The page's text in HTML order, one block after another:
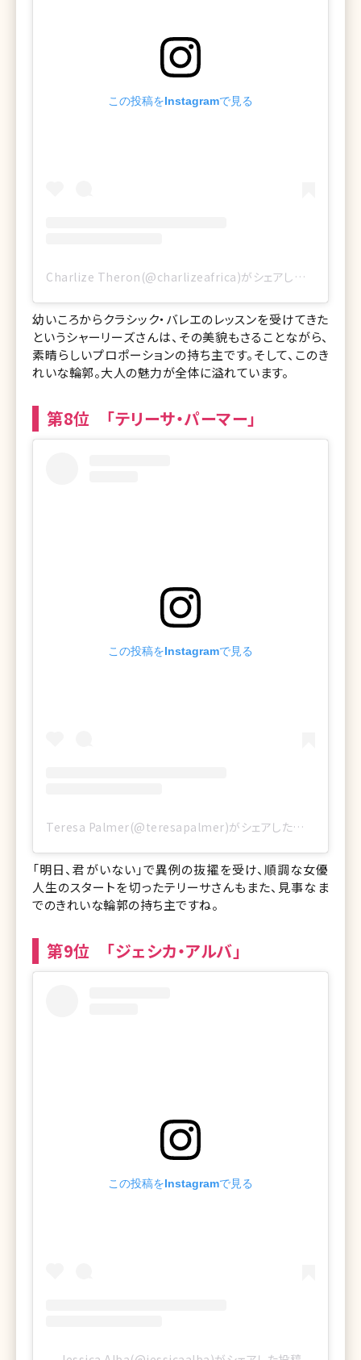
この投稿をInstagramで見る
Charlize Theron(@charlizeafrica)がシェアした投稿
幼いころからクラシック・バレエのレッスンを受けてきた
というシャーリーズさんは、その美貌もさることながら、
素晴らしいプロポーションの持ち主です。そして、このき
れいな輪郭。大人の魅力が全体に溢れています。
第8位 「テリーサ・パーマー」
この投稿をInstagramで見る
Teresa Palmer(@teresapalmer)がシェアした投稿
「明日、君がいない」で異例の抜擢を受け、順調な女優
人生のスタートを切ったテリーサさんもまた、見事なま
でのきれいな輪郭の持ち主ですね。
第9位 「ジェシカ・アルバ」
この投稿をInstagramで見る